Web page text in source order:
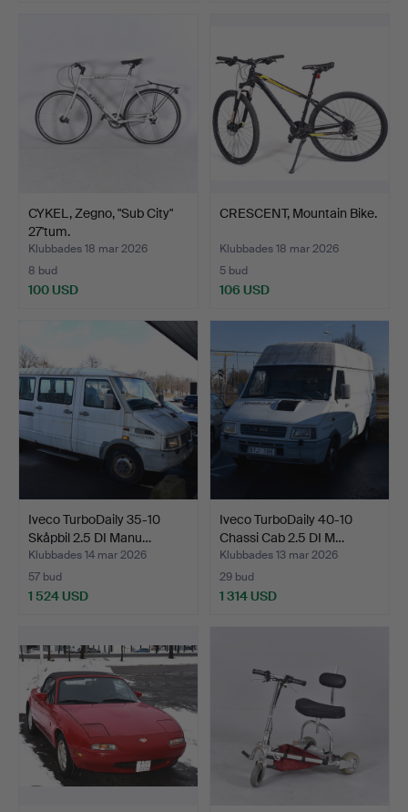
CYKEL, Zegno, "Sub City"
27'tum.
Klubbades 18 mar 2026
8 bud
100 USD
CRESCENT, Mountain Bike.
Klubbades 18 mar 2026
5 bud
106 USD
Iveco TurboDaily 35-10
Skåpbil 2.5 DI Manu…
Klubbades 14 mar 2026
57 bud
1 524 USD
Iveco TurboDaily 40-10
Chassi Cab 2.5 DI M…
Klubbades 13 mar 2026
29 bud
1 314 USD